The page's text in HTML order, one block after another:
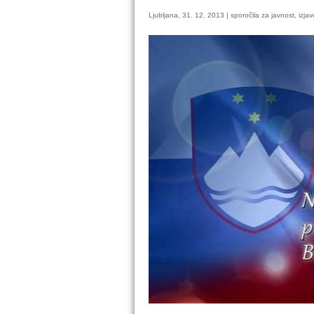
Ljubljana, 31. 12. 2013 | sporočila za javnost,